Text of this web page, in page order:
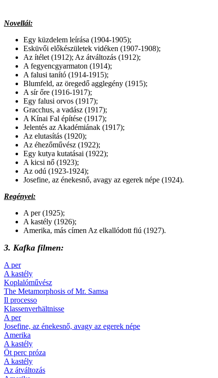
Novellái:
Egy küzdelem leírása (1904-1905);
Esküvői előkészületek vidéken (1907-1908);
Az ítélet (1912); Az átváltozás (1912);
A fegyencgyarmaton (1914);
A falusi tanító (1914-1915);
Blumfeld, az öregedő agglegény (1915);
A sír őre (1916-1917);
Egy falusi orvos (1917);
Gracchus, a vadász (1917);
A Kínai Fal építése (1917);
Jelentés az Akadémiának (1917);
Az elutasítás (1920);
Az éhezőművész (1922);
Egy kutya kutatásai (1922);
A kicsi nő (1923);
Az odú (1923-1924);
Josefine, az énekesnő, avagy az egerek népe (1924).
Regényei:
A per (1925);
A kastély (1926);
Amerika, más címen Az elkallódott fiú (1927).
3. Kafka filmen:
A per
A kastély
Koplalóművész
The Metamorphosis of Mr. Samsa
Il processo
Klassenverhältnisse
A per
Josefine, az énekesnő, avagy az egerek népe
Amerika
A kastély
Öt perc próza
A kastély
Az átváltozás